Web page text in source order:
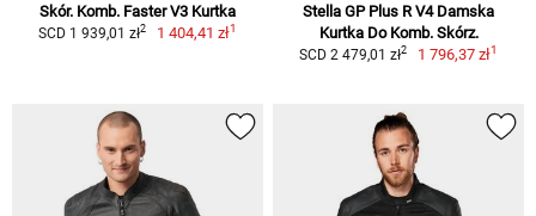
Skór. Komb. Faster V3 Kurtka
SCD 1 939,01 zł2 1 404,41 zł1
Stella GP Plus R V4 Damska
Kurtka Do Komb. Skórz.
SCD 2 479,01 zł2 1 796,37 zł1